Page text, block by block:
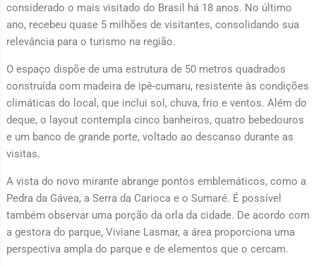
considerado o mais visitado do Brasil há 18 anos. No último
ano, recebeu quase 5 milhões de visitantes, consolidando sua
relevância para o turismo na região.
O espaço dispõe de uma estrutura de 50 metros quadrados
construída com madeira de ipê-cumaru, resistente às condições
climáticas do local, que inclui sol, chuva, frio e ventos. Além do
deque, o layout contempla cinco banheiros, quatro bebedouros
e um banco de grande porte, voltado ao descanso durante as
visitas.
A vista do novo mirante abrange pontos emblemáticos, como a
Pedra da Gávea, a Serra da Carioca e o Sumaré. É possível
também observar uma porção da orla da cidade. De acordo com
a gestora do parque, Viviane Lasmar, a área proporciona uma
perspectiva ampla do parque e de elementos que o cercam.